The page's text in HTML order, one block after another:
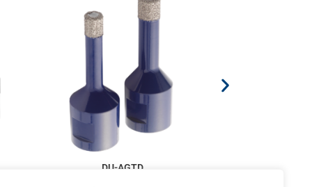
DU-AGTD